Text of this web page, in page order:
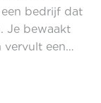
bedrijf dat
Je bewaakt
vervult een